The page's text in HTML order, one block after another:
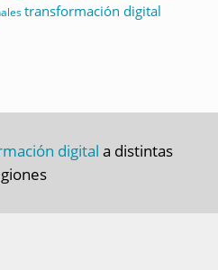
transformación digital
digital a distintas